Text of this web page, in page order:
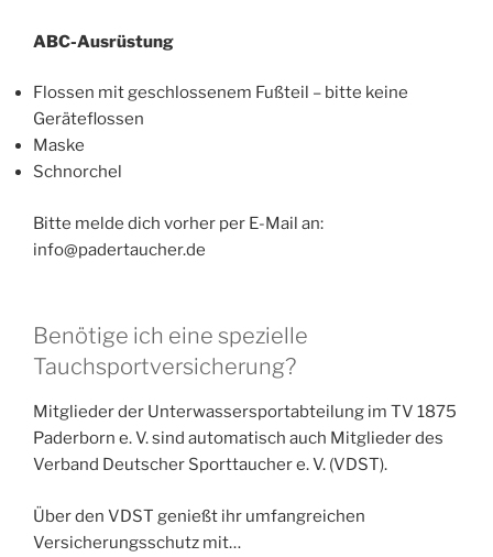
ABC-Ausrüstung
Flossen mit geschlossenem Fußteil – bitte keine
Geräteflossen
Maske
Schnorchel
Bitte melde dich vorher per E-Mail an:
info@padertaucher.de
Benötige ich eine spezielle
Tauchsportversicherung?
Mitglieder der Unterwassersportabteilung im TV 1875
Paderborn e. V. sind automatisch auch Mitglieder des
Verband Deutscher Sporttaucher e. V. (VDST).
Über den VDST genießt ihr umfangreichen
Versicherungsschutz mit…